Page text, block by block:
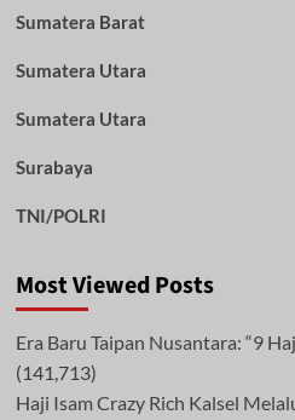
Sumatera Barat
Sumatera Utara
Sumatera Utara
Surabaya
TNI/POLRI
Most Viewed Posts
Era Baru Taipan Nusantara: “9
(141,713)
Haji Isam Crazy Rich Kalsel